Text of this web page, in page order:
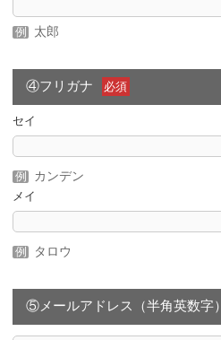
太郎
④フリガナ 必須
セイ
カンデン
メイ
タロウ
⑤メールアドレス（半角英数字）